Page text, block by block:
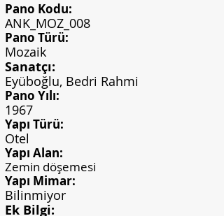
Pano Kodu:
ANK_MOZ_008
Pano Türü:
Mozaik
Sanatçı:
Eyüboğlu, Bedri Rahmi
Pano Yılı:
1967
Yapı Türü:
Otel
Yapı Alan:
Zemin döşemesi
Yapı Mimar:
Bilinmiyor
Ek Bilgi: